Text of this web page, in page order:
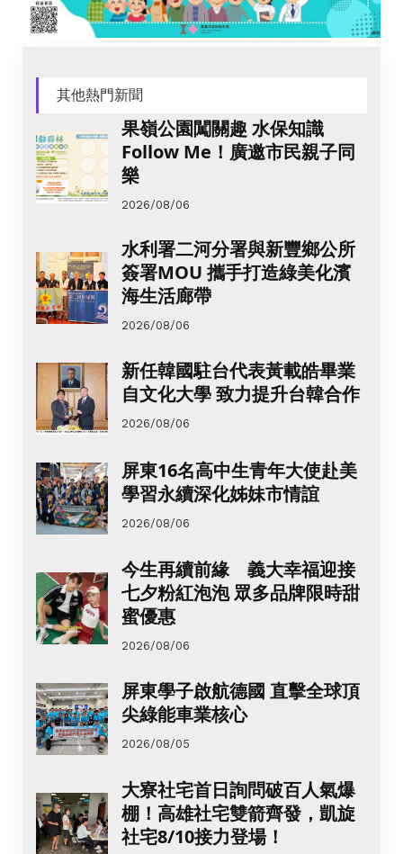
其他熱門新聞
果嶺公園闖關趣 水保知識
Follow Me！廣邀市民親子同
樂
2026/08/06
水利署二河分署與新豐鄉公所
簽署MOU 攜手打造綠美化濱
海生活廊帶
2026/08/06
新任韓國駐台代表黃載皓畢業
自文化大學 致力提升台韓合作
2026/08/06
屏東16名高中生青年大使赴美
學習永續深化姊妹市情誼
2026/08/06
今生再續前緣 義大幸福迎接
七夕粉紅泡泡 眾多品牌限時甜
蜜優惠
2026/08/06
屏東學子啟航德國 直擊全球頂
尖綠能車業核心
2026/08/05
大寮社宅首日詢問破百人氣爆
棚！高雄社宅雙箭齊發，凱旋
社宅8/10接力登場！